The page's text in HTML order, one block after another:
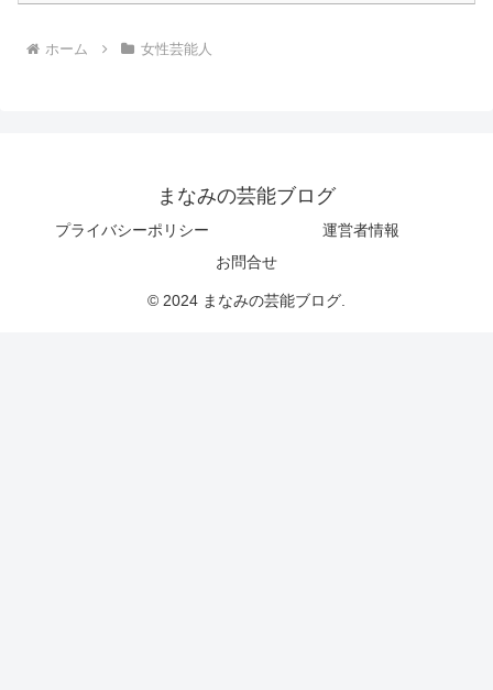
ホーム 女性芸能人
まなみの芸能ブログ
プライバシーポリシー
運営者情報
お問合せ
© 2024 まなみの芸能ブログ.